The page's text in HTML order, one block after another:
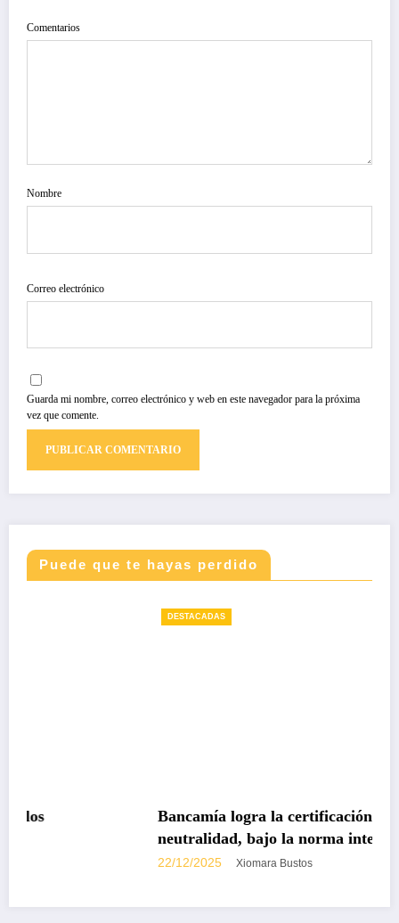
Comentarios
Nombre
Correo electrónico
Guarda mi nombre, correo electrónico y web en este navegador para la próxima
vez que comente.
Puede que te hayas perdido
Bancamía logra la certificación carbono
neutralidad, bajo la norma internacional ISO
Xiomara Bustos